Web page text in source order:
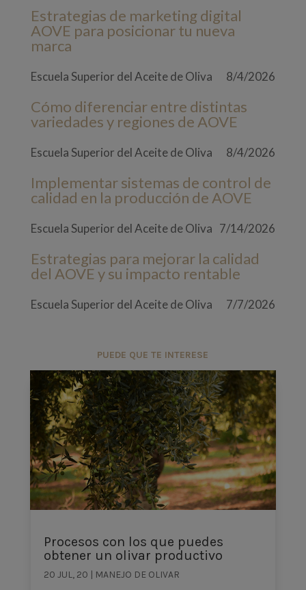
Estrategias de marketing digital
AOVE para posicionar tu nueva
marca
Escuela Superior del Aceite de Oliva 8/4/2026
Cómo diferenciar entre distintas
variedades y regiones de AOVE
Escuela Superior del Aceite de Oliva 8/4/2026
Implementar sistemas de control de
calidad en la producción de AOVE
Escuela Superior del Aceite de Oliva 7/14/2026
Estrategias para mejorar la calidad
del AOVE y su impacto rentable
Escuela Superior del Aceite de Oliva 7/7/2026
PUEDE QUE TE INTERESE
Procesos con los que puedes
obtener un olivar productivo
20 JUL, 20 | MANEJO DE OLIVAR